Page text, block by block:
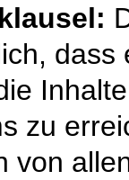
zu
von